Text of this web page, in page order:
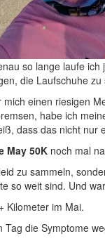
so lange laufe
die Laufschuhe zu
mich einen riesigen
habe ich
dass das nicht nur
May 50K noch mal
zu sammeln,
so weit sind. Und
Kilometer im Mai.
Tag die Symptome